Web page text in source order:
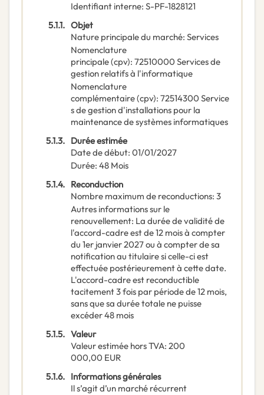
Identifiant interne: S-PF-1828121
5.1.1. Objet
Nature principale du marché: Services
Nomenclature
principale(cpv): 72510000 Services de
gestion relatifs à l'informatique
Nomenclature
complémentaire(cpv): 72514300 Service
s de gestion d'installations pour la
maintenance de systèmes informatiques
5.1.3. Durée estimée
Date de début: 01/01/2027
Durée: 48 Mois
5.1.4. Reconduction
Nombre maximum de reconductions: 3
Autres informations sur le
renouvellement: La durée de validité de
l'accord-cadre est de 12 mois à compter
du 1er janvier 2027 ou à compter de sa
notification au titulaire si celle-ci est
effectuée postérieurement à cette date.
L'accord-cadre est reconductible
tacitement 3 fois par période de 12 mois,
sans que sa durée totale ne puisse
excéder 48 mois
5.1.5. Valeur
Valeur estimée hors TVA: 200
000,00 EUR
5.1.6. Informations générales
Il s’agit d’un marché récurrent